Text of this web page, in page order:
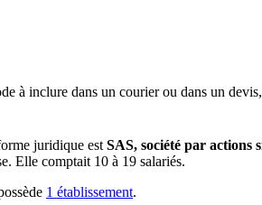
à inclure dans un courier ou dans un
juridique est SAS, société par actions
Elle comptait 10 à 19 salariés.
1 établissement.